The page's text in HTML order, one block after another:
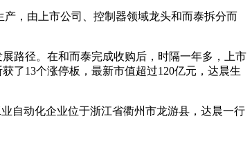
，由上市公司、控制器领域龙头和而泰拆分而
路径。在和而泰完成收购后，时隔一年多，上市
了13个涨停板，最新市值超过120亿元，达晨生
自动化企业位于浙江省衢州市龙游县，达晨一行